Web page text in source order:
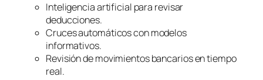
Inteligencia artificial para revisar
deducciones.
Cruces automáticos con modelos
informativos.
Revisión de movimientos bancarios en tiempo
real.